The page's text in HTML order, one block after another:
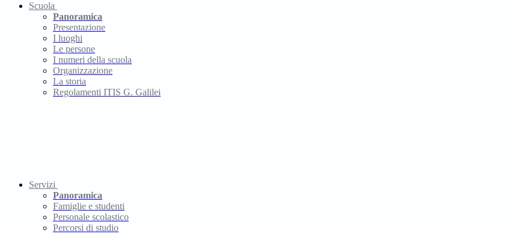
Scuola
Panoramica
Presentazione
I luoghi
Le persone
I numeri della scuola
Organizzazione
La storia
Regolamenti ITIS G. Galilei
Servizi
Panoramica
Famiglie e studenti
Personale scolastico
Percorsi di studio